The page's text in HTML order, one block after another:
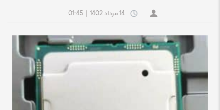
14 مرداد 1402 01:45